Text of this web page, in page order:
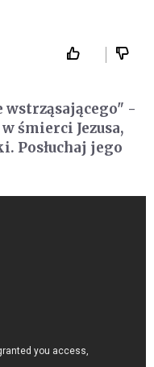
wstrząsającego" -
śmierci Jezusa,
Posłuchaj jego